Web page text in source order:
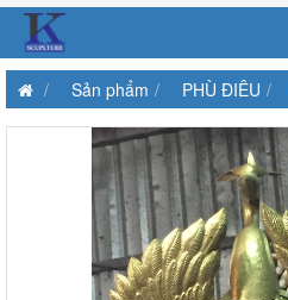
Sản phẩm PHÙ ĐIÊU